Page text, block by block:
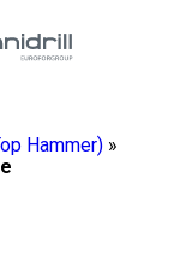
Hammer) »